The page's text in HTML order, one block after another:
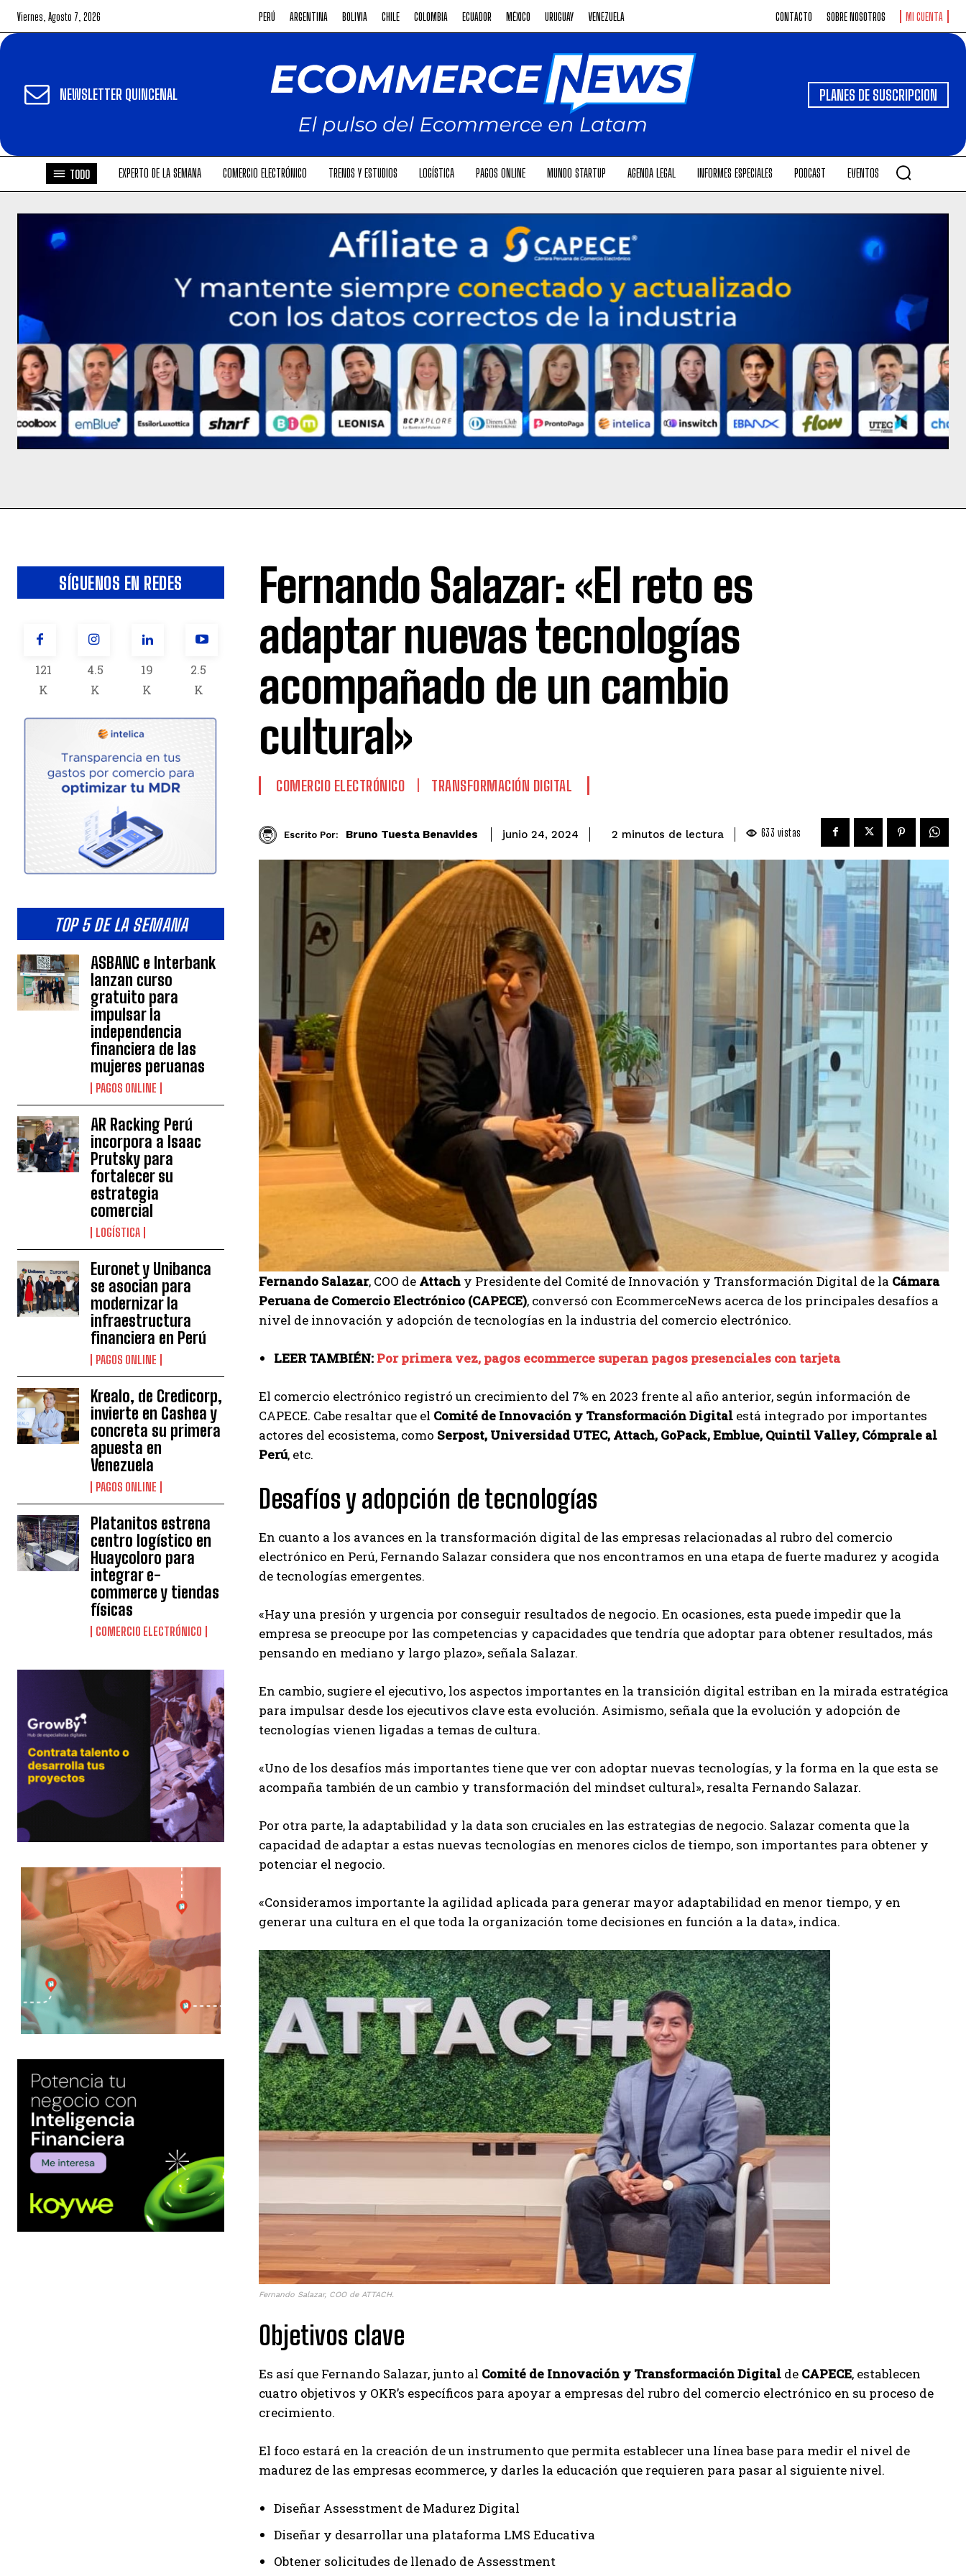
Viernes, Agosto 7, 2026 PERÚ ARGENTINA BOLIVIA CHILE COLOMBIA ECUADOR MÉXICO URUGUAY VENEZUELA CONTACTO SOBRE NOSOTROS MI CUENTA
NEWSLETTER QUINCENAL PLANES DE SUSCRIPCION
TODO EXPERTO DE LA SEMANA COMERCIO ELECTRÓNICO TRENDS Y ESTUDIOS LOGÍSTICA PAGOS ONLINE MUNDO STARTUP AGENDA LEGAL INFORMES ESPECIALES PODCAST EVENTOS
SÍGUENOS EN REDES
121
K
4.5
K
19
K
2.5
K
TOP 5 DE LA SEMANA
ASBANC e Interbank
lanzan curso
gratuito para
impulsar la
independencia
financiera de las
mujeres peruanas
PAGOS ONLINE
AR Racking Perú
incorpora a Isaac
Prutsky para
fortalecer su
estrategia
comercial
LOGÍSTICA
Euronet y Unibanca
se asocian para
modernizar la
infraestructura
financiera en Perú
PAGOS ONLINE
Krealo, de Credicorp,
invierte en Cashea y
concreta su primera
apuesta en
Venezuela
PAGOS ONLINE
Platanitos estrena
centro logístico en
Huaycoloro para
integrar e-
commerce y tiendas
físicas
COMERCIO ELECTRÓNICO
Fernando Salazar: «El reto es
adaptar nuevas tecnologías
acompañado de un cambio
cultural»
COMERCIO ELECTRÓNICO TRANSFORMACIÓN DIGITAL
Escrito Por: Bruno Tuesta Benavides junio 24, 2024 2 minutos de lectura 633 vistas
Fernando Salazar, COO de Attach y Presidente del Comité de Innovación y Transformación Digital de la Cámara
Peruana de Comercio Electrónico (CAPECE), conversó con EcommerceNews acerca de los principales desafíos a
nivel de innovación y adopción de tecnologías en la industria del comercio electrónico.
LEER TAMBIÉN: Por primera vez, pagos ecommerce superan pagos presenciales con tarjeta
El comercio electrónico registró un crecimiento del 7% en 2023 frente al año anterior, según información de
CAPECE. Cabe resaltar que el Comité de Innovación y Transformación Digital está integrado por importantes
actores del ecosistema, como Serpost, Universidad UTEC, Attach, GoPack, Emblue, Quintil Valley, Cómprale al
Perú, etc.
Desafíos y adopción de tecnologías
En cuanto a los avances en la transformación digital de las empresas relacionadas al rubro del comercio
electrónico en Perú, Fernando Salazar considera que nos encontramos en una etapa de fuerte madurez y acogida
de tecnologías emergentes.
«Hay una presión y urgencia por conseguir resultados de negocio. En ocasiones, esta puede impedir que la
empresa se preocupe por las competencias y capacidades que tendría que adoptar para obtener resultados, más
pensando en mediano y largo plazo», señala Salazar.
En cambio, sugiere el ejecutivo, los aspectos importantes en la transición digital estriban en la mirada estratégica
para impulsar desde los ejecutivos clave esta evolución. Asimismo, señala que la evolución y adopción de
tecnologías vienen ligadas a temas de cultura.
«Uno de los desafíos más importantes tiene que ver con adoptar nuevas tecnologías, y la forma en la que esta se
acompaña también de un cambio y transformación del mindset cultural», resalta Fernando Salazar.
Por otra parte, la adaptabilidad y la data son cruciales en las estrategias de negocio. Salazar comenta que la
capacidad de adaptar a estas nuevas tecnologías en menores ciclos de tiempo, son importantes para obtener y
potenciar el negocio.
«Consideramos importante la agilidad aplicada para generar mayor adaptabilidad en menor tiempo, y en
generar una cultura en el que toda la organización tome decisiones en función a la data», indica.
Fernando Salazar, COO de ATTACH.
Objetivos clave
Es así que Fernando Salazar, junto al Comité de Innovación y Transformación Digital de CAPECE, establecen
cuatro objetivos y OKR’s específicos para apoyar a empresas del rubro del comercio electrónico en su proceso de
crecimiento.
El foco estará en la creación de un instrumento que permita establecer una línea base para medir el nivel de
madurez de las empresas ecommerce, y darles la educación que requieren para pasar al siguiente nivel.
Diseñar Assesstment de Madurez Digital
Diseñar y desarrollar una plataforma LMS Educativa
Obtener solicitudes de llenado de Assesstment